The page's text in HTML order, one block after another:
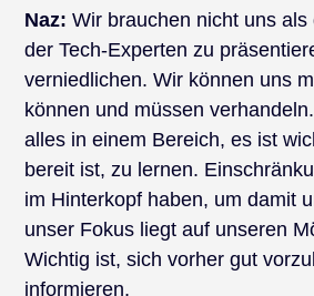
Naz: Wir brauchen nicht uns
der Tech-Experten zu
verniedlichen. Wir können uns
können und müssen
alles in einem Bereich, es ist
bereit ist, zu lernen.
im Hinterkopf haben, um damit
unser Fokus liegt auf unseren
Wichtig ist, sich vorher gut
informieren,